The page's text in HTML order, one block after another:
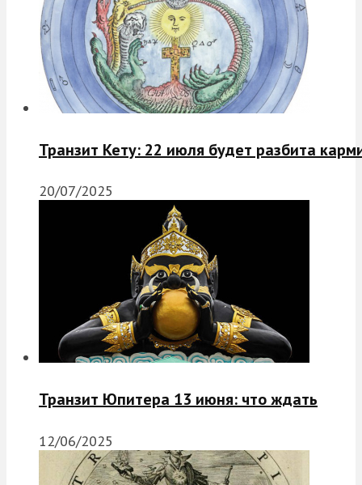
Транзит Кету: 22 июля будет разбита
20/07/2025
Транзит Юпитера 13 июня: что ждать
12/06/2025